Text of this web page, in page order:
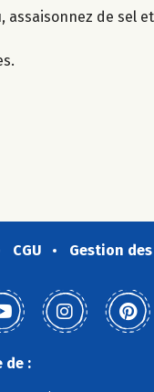
assaisonnez de sel
CGU Gestion
de :